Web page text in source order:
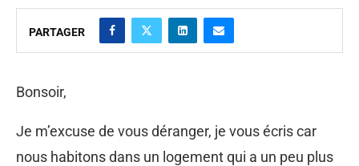
PARTAGER
Bonsoir,
Je m’excuse de vous déranger, je vous écris car
nous habitons dans un logement qui a un peu plus